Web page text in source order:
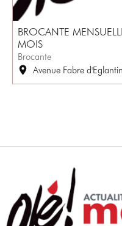
BROCANTE
MOIS
Brocante
Avenue Fabre